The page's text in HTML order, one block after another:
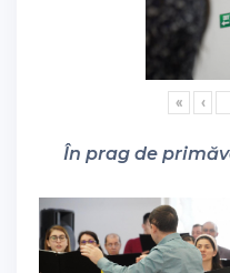
« ‹
În prag de